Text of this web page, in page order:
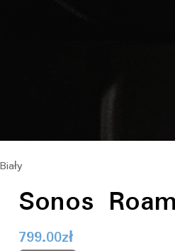
Sonos
799.00zł